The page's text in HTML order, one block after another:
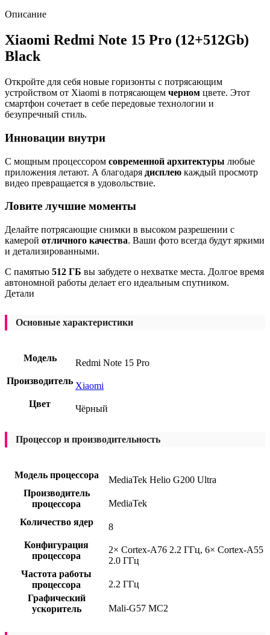
Описание
Xiaomi Redmi Note 15 Pro (12+512Gb)
Black
Откройте для себя новые горизонты с потрясающим
устройством от Xiaomi в потрясающем черном цвете. Этот
смартфон сочетает в себе передовые технологии и
безупречный стиль.
Инновации внутри
С мощным процессором современной архитектуры любые
приложения летают. А благодаря дисплею каждый просмотр
видео превращается в удовольствие.
Ловите лучшие моменты
Делайте потрясающие снимки в высоком разрешении с
камерой отличного качества. Ваши фото всегда будут яркими
и детализированными.
С памятью 512 ГБ вы забудете о нехватке места. Долгое время
автономной работы делает его идеальным спутником.
Детали
Основные характеристики
Модель
Redmi Note 15 Pro
Производитель Xiaomi
Цвет
Чёрный
Процессор и производительность
Модель процессора
MediaTek Helio G200 Ultra
Производитель
процессора
MediaTek
Количество ядер
8
Конфигурация
процессора
2× Cortex-A76 2.2 ГГц, 6× Cortex-A55
2.0 ГГц
Частота работы
процессора
2.2 ГГц
Графический
ускоритель
Mali-G57 MC2